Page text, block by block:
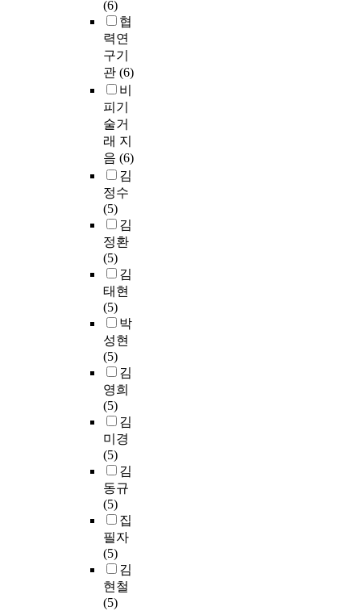
(6)
협
력연
구기
관 (6)
비
피기
술거
래 지
음 (6)
김
정수
(5)
김
정환
(5)
김
태현
(5)
박
성현
(5)
김
영희
(5)
김
미경
(5)
김
동규
(5)
집
필자
(5)
김
현철
(5)